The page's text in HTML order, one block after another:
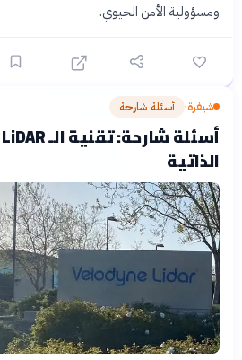
ومسؤولية الأمن الحيوي.
شيفرة› أسئلة شارحة
الذاتية